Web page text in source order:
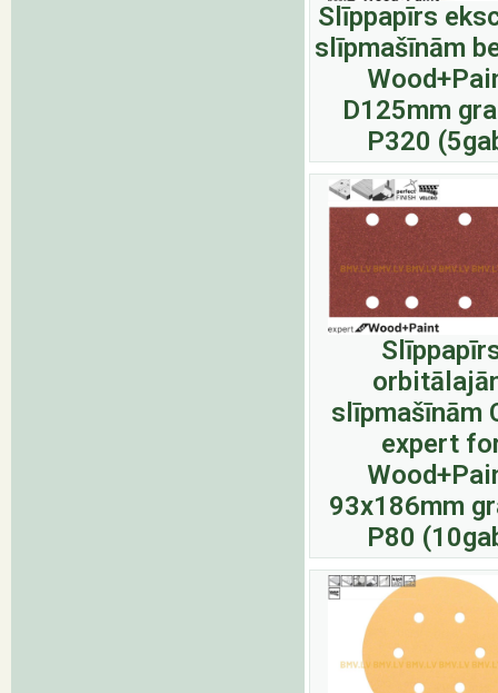
Slīppapīrs
slīpmašīnām
D125mm
P320
slīpmašīnām
expert
93x186mm
P80